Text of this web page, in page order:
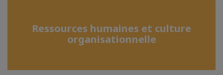
Ressources humaines et culture
organisationnelle